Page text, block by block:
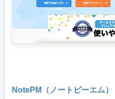
NotePM（ノートピーエム）